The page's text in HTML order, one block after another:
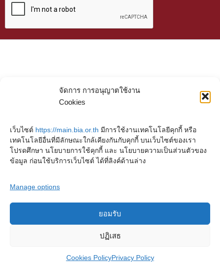
จัดการ การอนุญาตใช้งาน
Cookies
เว็บไซต์ https://main.bia.or.th มีการใช้งานเทคโนโลยีคุกกี้ หรือ
เทคโนโลยีอื่นที่มีลักษณะใกล้เคียงกันกับคุกกี้ บนเว็บไซต์ของเรา
โปรดศึกษา นโยบายการใช้คุกกี้ และ นโยบายความเป็นส่วนตัวของ
ข้อมูล ก่อนใช้บริการเว็บไซต์ ได้ที่ลิงค์ด้านล่าง
Manage options
ยอมรับ
ปฏิเสธ
Cookies PolicyPrivacy Policy
Copyright © 2023. Buddhadasa Indapanno Archives
Privacy PolicyCookies PolicyTerms and conditions